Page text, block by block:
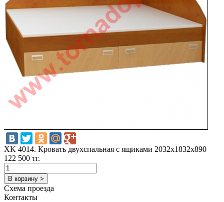
XK 4014. Кровать двухспальная с ящиками 2032х1832х890
122 500 тг.
В корзину >
Схема проезда
Контакты